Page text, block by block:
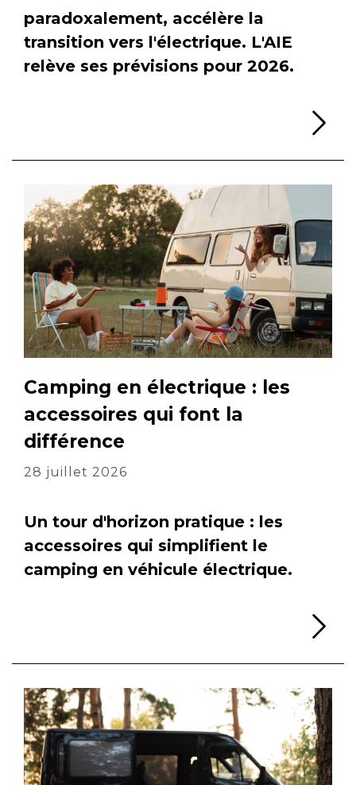
paradoxalement, accélère la
transition vers l'électrique. L'AIE
relève ses prévisions pour 2026.
Camping en électrique : les
accessoires qui font la
différence
28 juillet 2026
Un tour d'horizon pratique : les
accessoires qui simplifient le
camping en véhicule électrique.